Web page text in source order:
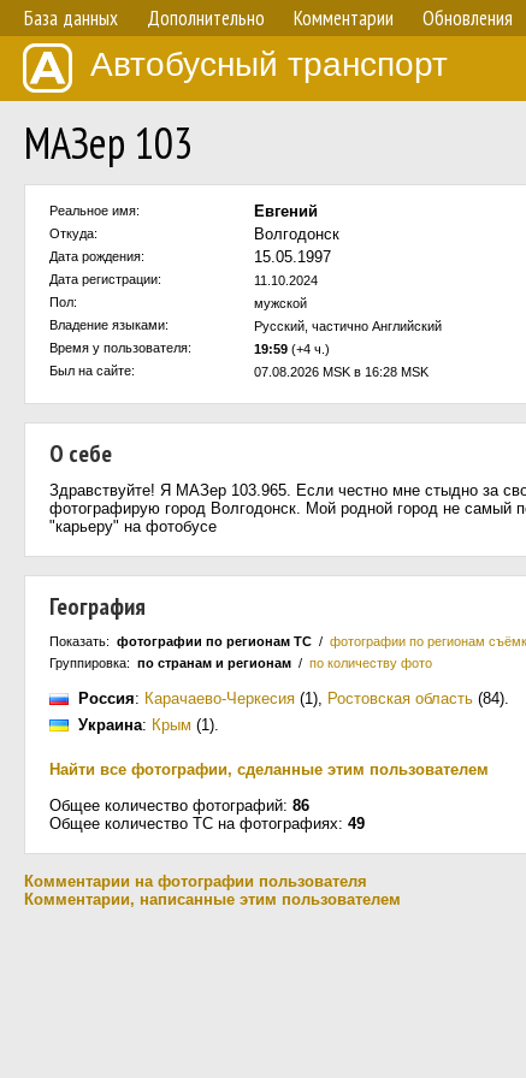
База данных Дополнительно Комментарии Обновления
Автобусный транспорт
МАЗер 103
Реальное имя: Евгений
Откуда: Волгодонск
Дата рождения: 15.05.1997
Дата регистрации:
11.10.2024
Пол:
мужской
Владение языками:
Русский, частично Английский
Время у пользователя:
19:59 (+4 ч.)
Был на сайте:
07.08.2026 MSK в 16:28 MSK
О себе
Здравствуйте! Я МАЗер 103.965. Если честно мне стыдно за
фотографирую город Волгодонск. Мой родной город не самый
"карьеру" на фотобусе
География
Показать: фотографии по регионам ТС / фотографии по регионам
Группировка: по странам и регионам / по количеству фото
Россия: Карачаево-Черкесия (1), Ростовская область (84).
Украина: Крым (1).
Найти все фотографии, сделанные этим пользователем
Общее количество фотографий: 86
Общее количество ТС на фотографиях: 49
Комментарии на фотографии пользователя
Комментарии, написанные этим пользователем